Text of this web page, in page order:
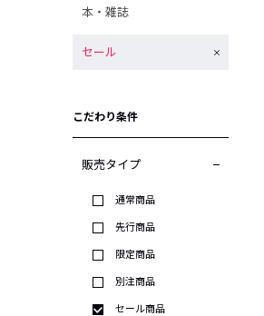
本・雑誌
セール
こだわり条件
販売タイプ
通常商品
先行商品
限定商品
別注商品
セール商品